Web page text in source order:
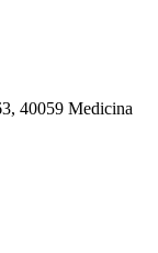
40059 Medicina